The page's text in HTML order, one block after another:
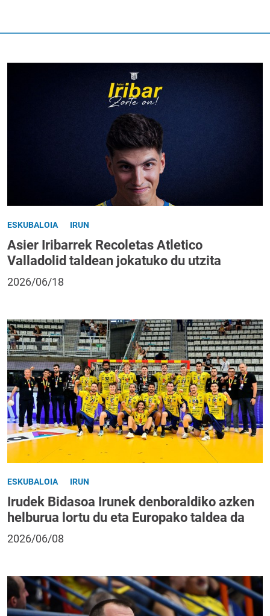
ESKUBALOIA IRUN
Asier Iribarrek Recoletas Atletico
Valladolid taldean jokatuko du utzita
2026/06/18
ESKUBALOIA IRUN
Irudek Bidasoa Irunek denboraldiko azken
helburua lortu du eta Europako taldea da
2026/06/08